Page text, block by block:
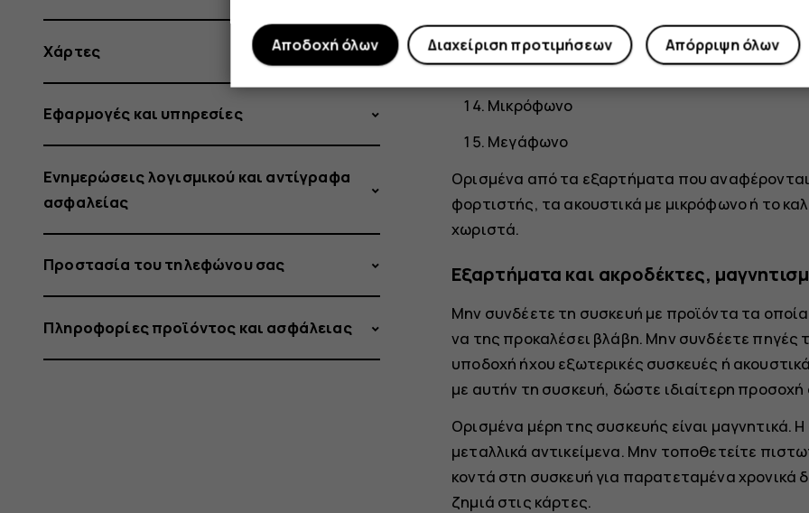
Πλήκτρο λειτουργίας/κλειδώματος
Σύνδεσμος USB
Μικρόφωνο
Μεγάφωνο
Ορισμένα από τα εξαρτήματα που
φορτιστής, τα ακουστικά με μικρόφωνο ή το
χωριστά.
Εξαρτήματα και ακροδέκτες,
Μην συνδέετε τη συσκευή με προϊόντα τα
να της προκαλέσει βλάβη. Μην συνδέετε
υποδοχή ήχου εξωτερικές συσκευές ή
με αυτήν τη συσκευή, δώστε ιδιαίτερη
Ορισμένα μέρη της συσκευής είναι μαγνητικά.
μεταλλικά αντικείμενα. Μην τοποθετείτε
κοντά στη συσκευή για παρατεταμένα χρονικά
ζημιά στις κάρτες.
Χάρτες
Εφαρμογές και υπηρεσίες
Ενημερώσεις λογισμικού και αντίγραφα
ασφαλείας
Προστασία του τηλεφώνου σας
Πληροφορίες προϊόντος και ασφάλειας
Απόρριψη όλων
Διαχείριση προτιμήσεων
Αποδοχή όλων